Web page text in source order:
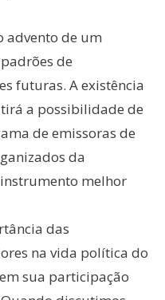
advento de um
de
futuras. A existência
a possibilidade de
de emissoras de
da
melhor
das
na vida política do
sua participação